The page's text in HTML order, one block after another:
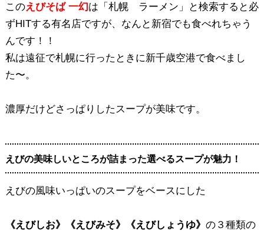
このえびそば 一幻は「札幌 ラーメン」と検索すると必
ずHITする有名店ですが、なんと新宿でも食べれちゃう
んです！！
私は遠征で札幌に行ったときに新千歳空港で食べまし
た〜。
濃厚だけどさっぱりしたスープが美味です。
えびの美味しいところが詰まった選べるスープが魅力！
えびの風味いっぱいのスープをベースにした
《えびしお》《えびみそ》《えびしょうゆ》 の３種類の